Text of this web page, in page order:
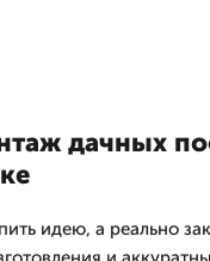
дачных
идею, а реально